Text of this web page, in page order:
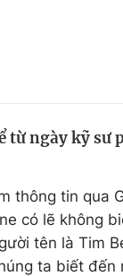
từ ngày kỹ sư
thông tin qua
có lẽ không
tên là Tim
ta biết đến